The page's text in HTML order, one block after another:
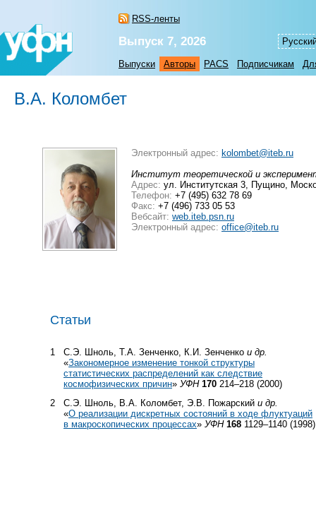
RSS-ленты
Выпуск 7, 2026
Выпуски Авторы PACS Подписчикам
В.А. Коломбет
Электронный адрес: kolombet@iteb.ru
Институт теоретической и
Адрес: ул. Институтская 3, Пущино,
Телефон: +7 (495) 632 78 69
Факс: +7 (496) 733 05 53
Вебсайт: web.iteb.psn.ru
Электронный адрес: office@iteb.ru
Статьи
1 С.Э. Шноль, Т.А. Зенченко, К.И. Зенченко и др.
«Закономерное изменение тонкой структуры
статистических распределений как следствие
космофизических причин» УФН 170 214–218 (2000)
2
С.Э. Шноль, В.А. Коломбет, Э.В. Пожарский и др.
«О реализации дискретных состояний в ходе флуктуаций
в макроскопических процессах» УФН 168 1129–1140 (1998)